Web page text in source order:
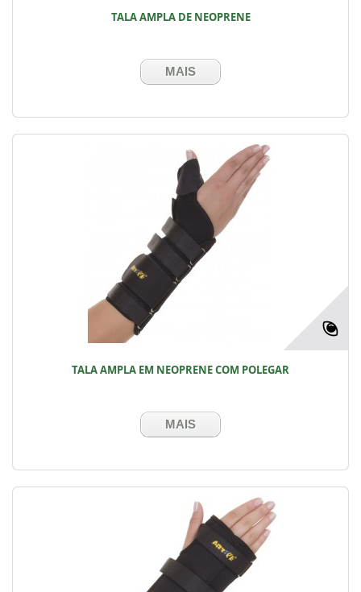
TALA AMPLA DE NEOPRENE
MAIS
TALA AMPLA EM NEOPRENE COM POLEGAR
MAIS